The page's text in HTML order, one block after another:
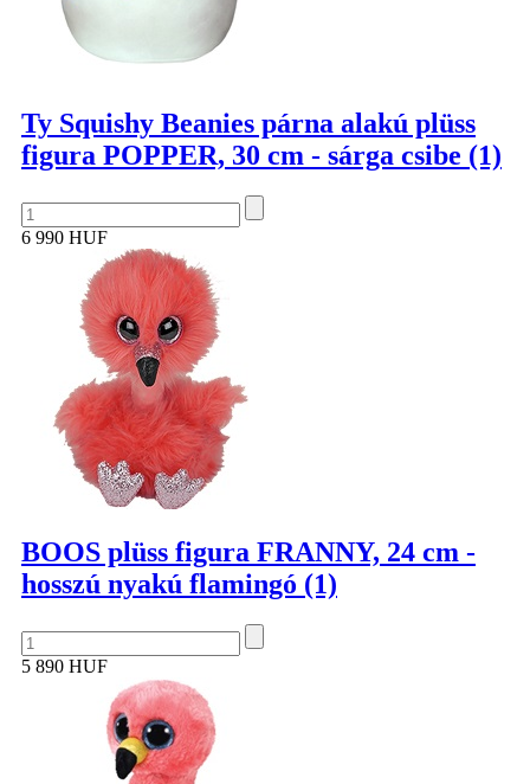
Ty Squishy Beanies párna alakú plüss
figura POPPER, 30 cm - sárga csibe (1)
6 990 HUF
BOOS plüss figura FRANNY, 24 cm -
hosszú nyakú flamingó (1)
5 890 HUF